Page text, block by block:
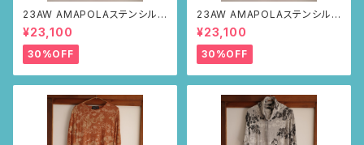
23AW AMAPOLAステンシルパ
ンツ(ボルドー・サボテンの山道
柄)
¥23,100
30%OFF
23AW AMAPOLAステンシルパ
ンツ(ボルドー・リーフ柄)
¥23,100
30%OFF